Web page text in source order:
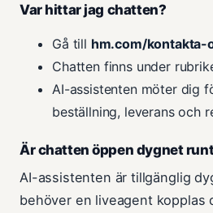
Var hittar jag chatten?
Gå till hm.com/kontakta-
Chatten finns under
AI-assistenten möter dig
beställning, leverans och
Är chatten öppen dygnet
AI-assistenten är tillgänglig
behöver en liveagent kopplas